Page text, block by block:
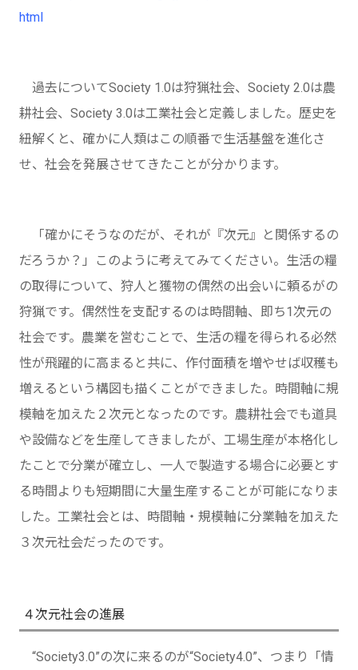
html
過去についてSociety 1.0は狩猟社会、Society 2.0は農
耕社会、Society 3.0は工業社会と定義しました。歴史を
紐解くと、確かに人類はこの順番で生活基盤を進化さ
せ、社会を発展させてきたことが分かります。
「確かにそうなのだが、それが『次元』と関係するの
だろうか？」このように考えてみてください。生活の糧
の取得について、狩人と獲物の偶然の出会いに頼るがの
狩猟です。偶然性を支配するのは時間軸、即ち1次元の
社会です。農業を営むことで、生活の糧を得られる必然
性が飛躍的に高まると共に、作付面積を増やせば収穫も
増えるという構図も描くことができました。時間軸に規
模軸を加えた２次元となったのです。農耕社会でも道具
や設備などを生産してきましたが、工場生産が本格化し
たことで分業が確立し、一人で製造する場合に必要とす
る時間よりも短期間に大量生産することが可能になりま
した。工業社会とは、時間軸・規模軸に分業軸を加えた
３次元社会だったのです。
４次元社会の進展
“Society3.0”の次に来るのが“Society4.0”、つまり「情